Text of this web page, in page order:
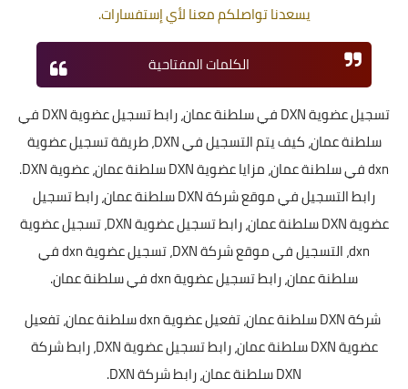
يسعدنا تواصلكم معنا لأي إستفسارات.
الكلمات المفتاحية
تسجيل عضوية DXN في سلطنة عمان، رابط تسجيل عضوية DXN في
سلطنة عمان، كيف يتم التسجيل في DXN، طريقة تسجيل عضوية
dxn في سلطنة عمان، مزايا عضوية DXN سلطنة عمان، عضوية DXN.
رابط التسجيل في موقع شركة DXN سلطنة عمان، رابط تسجيل
عضوية DXN سلطنة عمان، رابط تسجيل عضوية DXN، تسجيل عضوية
dxn، التسجيل في موقع شركة DXN، تسجيل عضوية dxn في
سلطنة عمان، رابط تسجيل عضوية dxn في سلطنة عمان.
شركة DXN سلطنة عمان، تفعيل عضوية dxn سلطنة عمان، تفعيل
عضوية DXN سلطنة عمان، رابط تسجيل عضوية DXN، رابط شركة
DXN سلطنة عمان، رابط شركة DXN.